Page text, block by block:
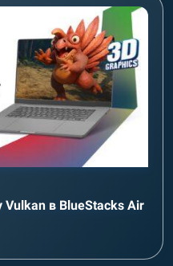
в BlueStacks Air